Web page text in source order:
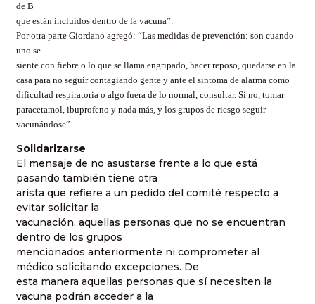
de B
que están incluidos dentro de la vacuna”.
Por otra parte Giordano agregó: “Las medidas de prevención: son cuando
uno se
siente con fiebre o lo que se llama engripado, hacer reposo, quedarse en la
casa para no seguir contagiando gente y ante el síntoma de alarma como
dificultad respiratoria o algo fuera de lo normal, consultar. Si no, tomar
paracetamol, ibuprofeno y nada más, y los grupos de riesgo seguir
vacunándose”.
Solidarizarse
El mensaje de no asustarse frente a lo que está
pasando también tiene otra
arista que refiere a un pedido del comité respecto a
evitar solicitar la
vacunación, aquellas personas que no se encuentran
dentro de los grupos
mencionados anteriormente ni comprometer al
médico solicitando excepciones. De
esta manera aquellas personas que sí necesiten la
vacuna podrán acceder a la